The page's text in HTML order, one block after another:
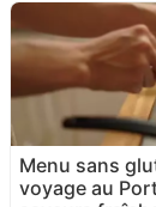
Menu sans
voyage au